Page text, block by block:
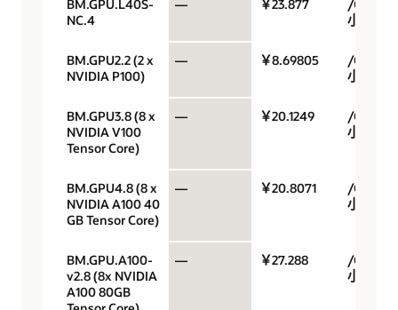
BM.GPU.L40S-
NC.4
— ￥23.877
/GPU/
小时
BM.GPU2.2 (2 x
NVIDIA P100)
— ￥8.69805
/GPU/
小时
BM.GPU3.8 (8 x
NVIDIA V100
Tensor Core)
— ￥20.1249
/GPU/
小时
BM.GPU4.8 (8 x
NVIDIA A100 40
GB Tensor Core)
— ￥20.8071
/GPU/
小时
BM.GPU.A100-
v2.8 (8x NVIDIA
A100 80GB
— ￥27.288
/GPU/
小时